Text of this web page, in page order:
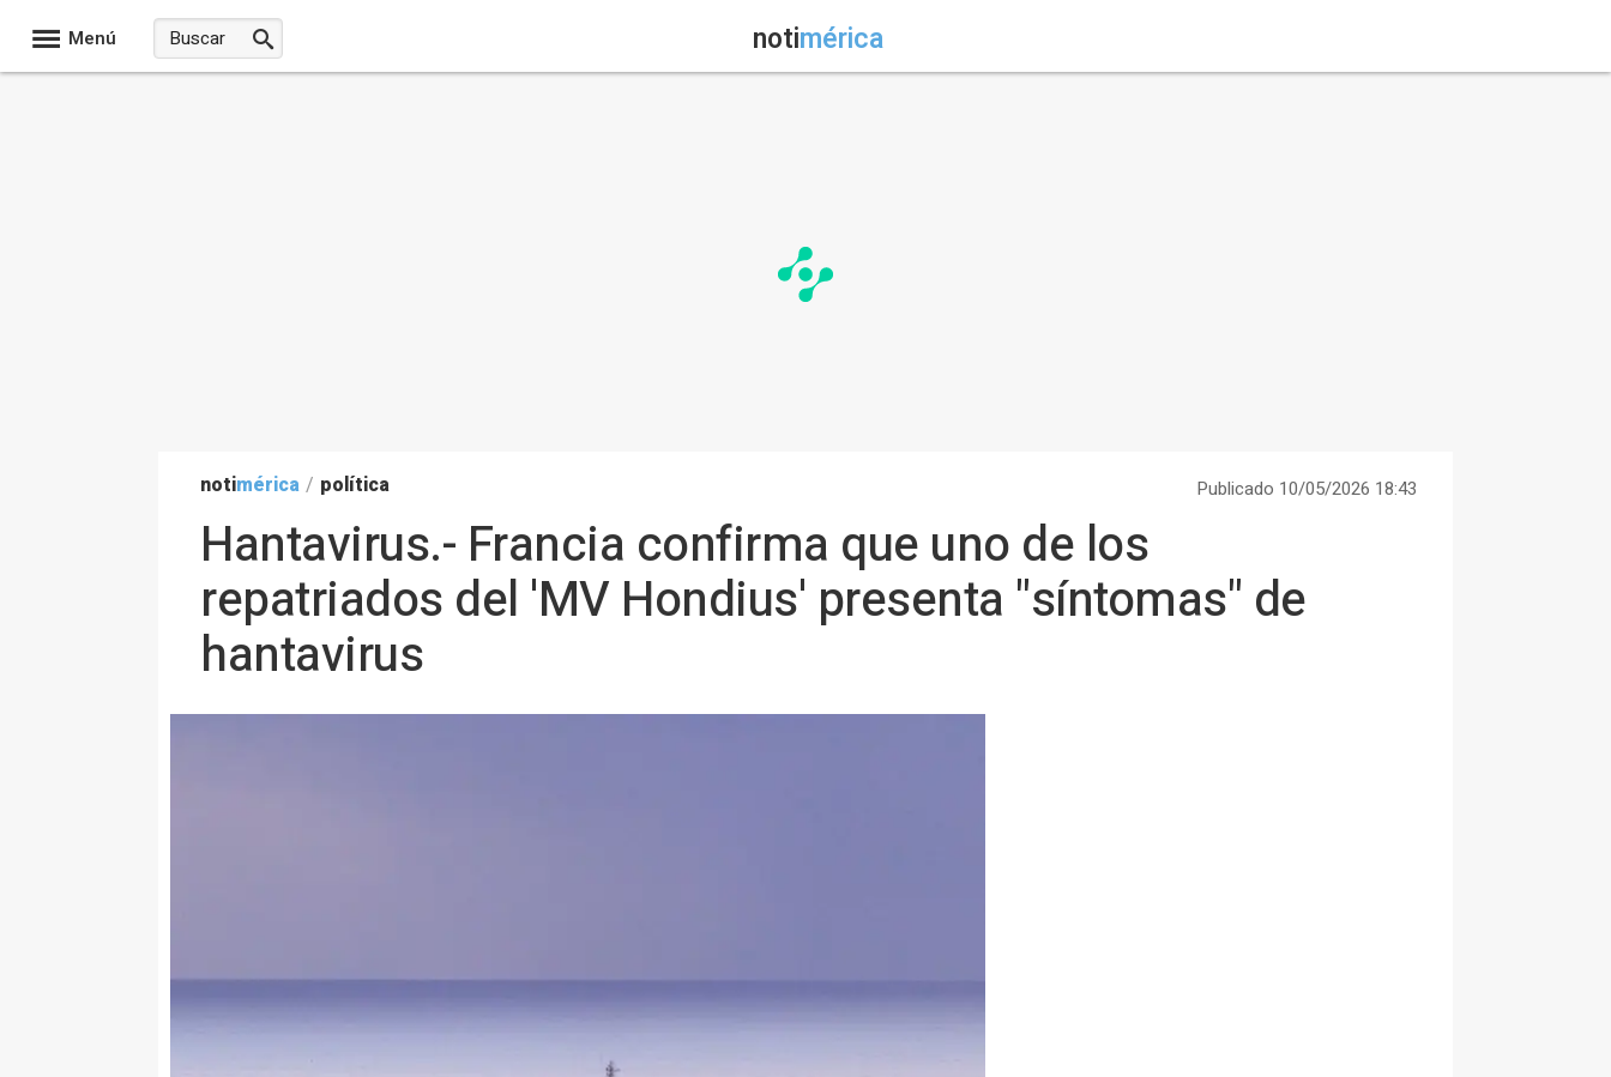
Menú notimérica
notimérica / política Publicado 10/05/2026 18:43
Hantavirus.- Francia confirma que uno de los
repatriados del 'MV Hondius' presenta "síntomas" de
hantavirus